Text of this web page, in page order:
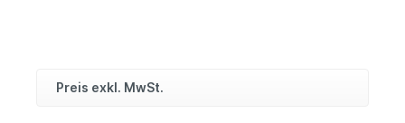
Preis exkl. MwSt.